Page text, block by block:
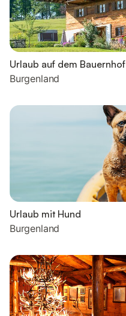
Urlaub auf dem Bauernhof
Burgenland
Urlaub mit Hund
Burgenland